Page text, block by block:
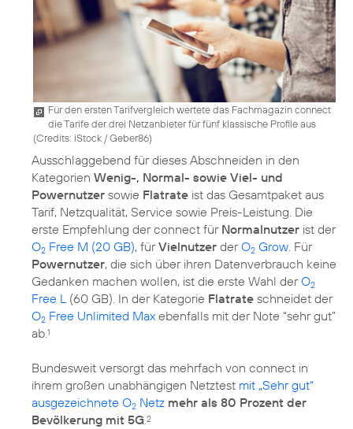
Für den ersten Tarifvergleich wertete das Fachmagazin connect
die Tarife der drei Netzanbieter für fünf klassische Profile aus
(Credits: iStock / Geber86)
Ausschlaggebend für dieses Abschneiden in den
Kategorien Wenig-, Normal- sowie Viel- und
Powernutzer sowie Flatrate ist das Gesamtpaket aus
Tarif, Netzqualität, Service sowie Preis-Leistung. Die
erste Empfehlung der connect für Normalnutzer ist der
O2 Free M (20 GB), fürVielnutzer derO2 Grow. Für
Powernutzer, die sich über ihren Datenverbrauch keine
Gedanken machen wollen, ist die erste Wahl derO2
Free L(60 GB). In der Kategorie Flatrate schneidet der
O2 Free Unlimited Max ebenfalls mit der Note “sehr gut”
ab.1
Bundesweit versorgt das mehrfach von connect in
ihrem großen unabhängigen Netztest mit „Sehr gut“
ausgezeichnete O2 Netz mehr als 80 Prozent der
Bevölkerung mit 5G.2